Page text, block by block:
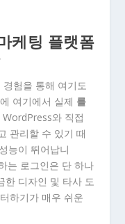
케팅 플랫폼
험을 통해 여기도
여기에서 실제 를
와 직접
관리할 수 있기 때
능이 뛰어납니
는 로그인은 단 하나
한 디자인 및 타사 도
하기가 매우 쉬운